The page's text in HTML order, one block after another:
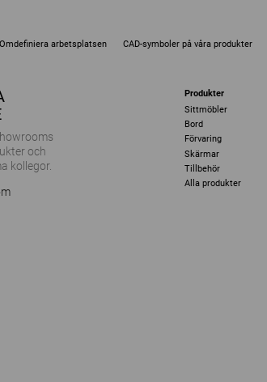
Omdefiniera arbetsplatsen CAD-symboler på våra produkter
och
kollegor.
Produkter
Sittmöbler
Bord
Förvaring
Skärmar
Tillbehör
Alla produkter